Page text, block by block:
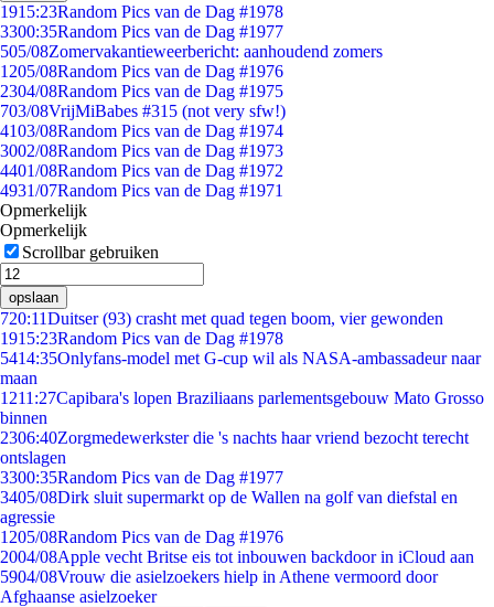
1915:23Random Pics van de Dag #1978
3300:35Random Pics van de Dag #1977
505/08Zomervakantieweerbericht: aanhoudend zomers
1205/08Random Pics van de Dag #1976
2304/08Random Pics van de Dag #1975
703/08VrijMiBabes #315 (not very sfw!)
4103/08Random Pics van de Dag #1974
3002/08Random Pics van de Dag #1973
4401/08Random Pics van de Dag #1972
4931/07Random Pics van de Dag #1971
Opmerkelijk
Opmerkelijk
Scrollbar gebruiken
opslaan
720:11Duitser (93) crasht met quad tegen boom, vier gewonden
1915:23Random Pics van de Dag #1978
5414:35Onlyfans-model met G-cup wil als NASA-ambassadeur naar
maan
1211:27Capibara's lopen Braziliaans parlementsgebouw Mato Grosso
binnen
2306:40Zorgmedewerkster die 's nachts haar vriend bezocht terecht
ontslagen
3300:35Random Pics van de Dag #1977
3405/08Dirk sluit supermarkt op de Wallen na golf van diefstal en
agressie
1205/08Random Pics van de Dag #1976
2004/08Apple vecht Britse eis tot inbouwen backdoor in iCloud aan
5904/08Vrouw die asielzoekers hielp in Athene vermoord door
Afghaanse asielzoeker